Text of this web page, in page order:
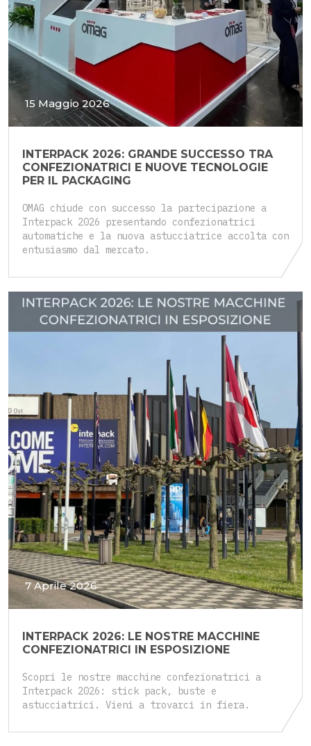
15 Maggio 2026
INTERPACK 2026: GRANDE SUCCESSO TRA
CONFEZIONATRICI E NUOVE TECNOLOGIE
PER IL PACKAGING
OMAG chiude con successo la partecipazione a
Interpack 2026 presentando confezionatrici
automatiche e la nuova astucciatrice accolta con
entusiasmo dal mercato.
7 Aprile 2026
INTERPACK 2026: LE NOSTRE MACCHINE
CONFEZIONATRICI IN ESPOSIZIONE
Scopri le nostre macchine confezionatrici a
Interpack 2026: stick pack, buste e
astucciatrici. Vieni a trovarci in fiera.